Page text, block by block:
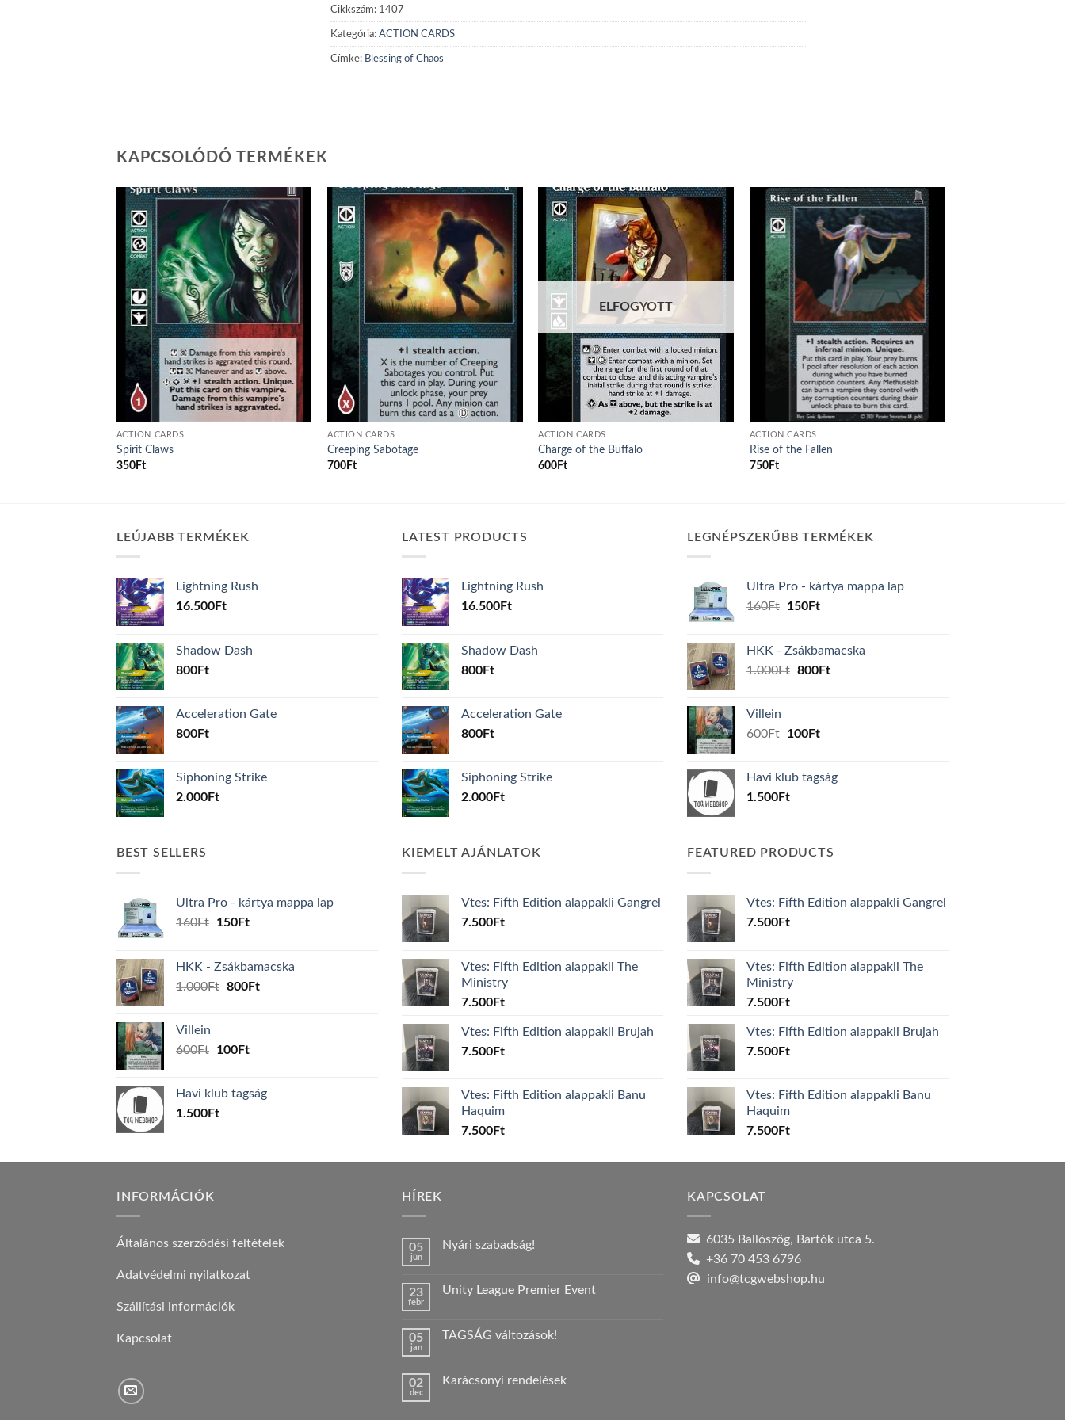
Cikkszám: 1407
Kategória: ACTION CARDS
Címke: Blessing of Chaos
KAPCSOLÓDÓ TERMÉKEK
Add to
wishlist
ACTION CARDS
Spirit Claws
350Ft
Add to
wishlist
ACTION CARDS
Creeping Sabotage
700 Ft
Add to
ELFOGYOTT
ACTION CARDS
Charge of the Buffalo
600 Ft
Add to
wishlist
ACTION CARDS
Rise of the Fallen
750Ft
LEÚJABB TERMÉKEK
Lightning Rush
16.500Ft
Shadow Dash
800Ft
Acceleration Gate
800Ft
Siphoning Strike
2.000Ft
LATEST PRODUCTS
Lightning Rush
16.500Ft
Shadow Dash
800Ft
Acceleration Gate
800Ft
Siphoning Strike
2.000Ft
LEGNÉPSZERŰBB TERMÉKEK
Ultra Pro - kártya mappa lap
160Ft
Original
160Ft.
150FtCurrent
150Ft.
HKK - Zsákbamacska
1.000Ft Original
800FtCurrent
Villein
600Ft
Original
600Ft.
100FtCurrent
100Ft.
Havi klub tagság
1.500Ft
BEST SELLERS
Ultra Pro - kártya mappa lap
160Ft
Original
160Ft.
150FtCurrent
150Ft.
HKK - Zsákbamacska
1.000Ft Original
800FtCurrent
Villein
600Ft
Original
600Ft.
100FtCurrent
100Ft.
Havi klub tagság
1.500Ft
KIEMELT AJÁNLATOK
Vtes: Fifth Edition alappakli Gangrel
7.500Ft
Vtes: Fifth Edition alappakli The
Ministry
7.500Ft
Vtes: Fifth Edition alappakli Brujah
7.500Ft
Vtes: Fifth Edition alappakli Banu
Haquim
7.500Ft
FEATURED PRODUCTS
Vtes: Fifth Edition alappakli Gangrel
7.500Ft
Vtes: Fifth Edition alappakli The
Ministry
7.500Ft
Vtes: Fifth Edition alappakli Brujah
7.500Ft
Vtes: Fifth Edition alappakli Banu
Haquim
7.500Ft
INFORMÁCIÓK
Általános szerződési feltételek
Adatvédelmi nyilatkozat
Szállítási információk
Kapcsolat
HÍREK
05
jún
Nyári szabadság!
Nyári
23
febr
Unity League Premier Event
Unity
bejegyzéshez
05
jan
TAGSÁG változások!
TAGSÁG
02
dec
Karácsonyi rendelések
KAPCSOLAT
6035 Ballószög, Bartók utca 5.
+36 70 453 6796
info@tcgwebshop.hu